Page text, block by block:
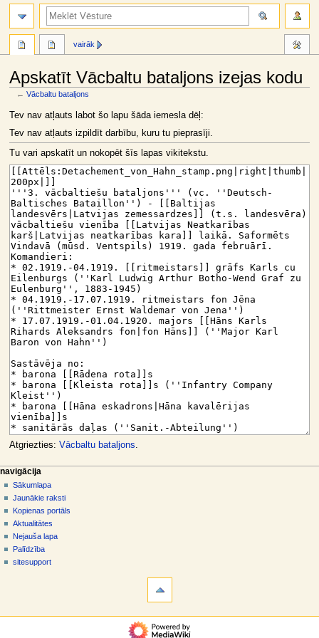
Apskatīt Vācbaltu bataljons izejas kodu
←Vācbaltu bataljons
Jump
to
navigation
Jump
to
search
Tev nav atļauts labot šo lapu šāda iemesla dēļ:
Tev nav atļauts izpildīt darbību, kuru tu pieprasīji.
Tu vari apskatīt un nokopēt šīs lapas vikitekstu.
Atgriezties: Vācbaltu bataljons
N
a
v
g
ā
c
a
lapas darbības
raksts
diskusija
skatīt
aplūkot
kodu
vēsture
vairāk
dalībnieka rīki
pieslēgties
navigācija
Sākumlapa
Jaunākie raksti
Kopienas portāls
Aktualitātes
Nejauša lapa
Palīdzība
sitesupport
meklēt
navigācija